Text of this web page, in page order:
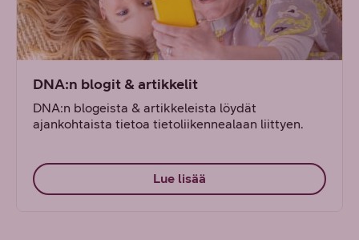
DNA:n blogit & artikkelit
DNA:n blogeista & artikkeleista löydät
ajankohtaista tietoa tietoliikennealaan liittyen.
Lue lisää